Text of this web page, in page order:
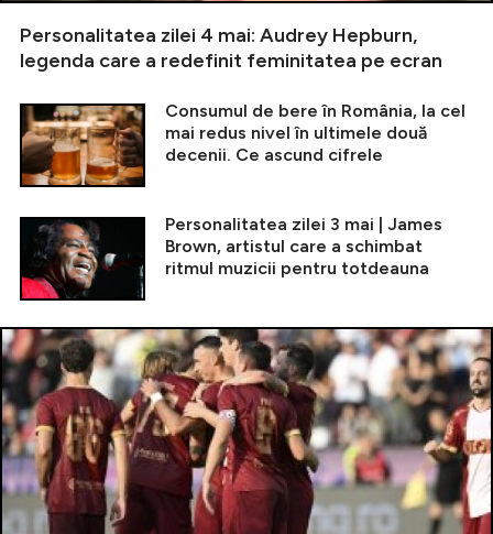
Personalitatea zilei 4 mai: Audrey Hepburn,
legenda care a redefinit feminitatea pe ecran
Consumul de bere în România, la cel
mai redus nivel în ultimele două
decenii. Ce ascund cifrele
Personalitatea zilei 3 mai | James
Brown, artistul care a schimbat
ritmul muzicii pentru totdeauna